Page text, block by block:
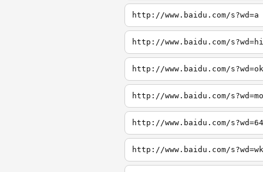
http://www.baidu.com/s?wd=a
http://www.baidu.com/s?wd=hi
http://www.baidu.com/s?wd=ok
http://www.baidu.com/s?wd=mo
http://www.baidu.com/s?wd=64
http://www.baidu.com/s?wd=wk